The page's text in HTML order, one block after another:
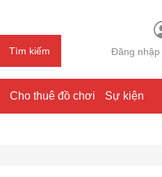
Tìm kiếm Đăng nhập
Cho thuê đồ chơi Sự kiện